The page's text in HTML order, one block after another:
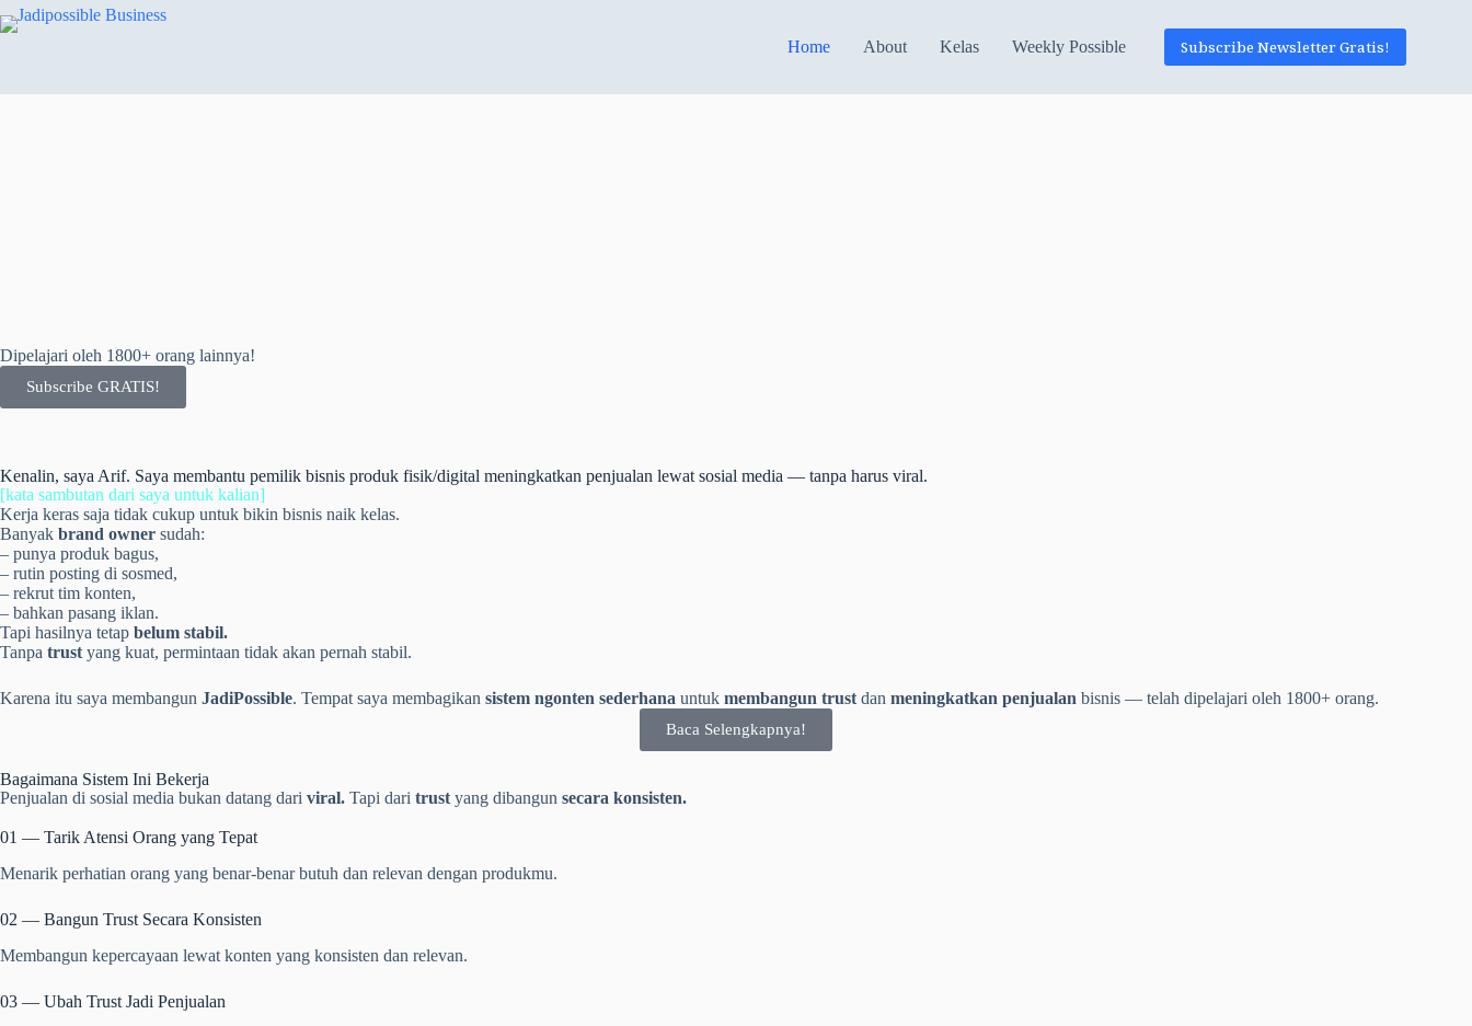
Home About Kelas Weekly Possible Subscribe Newsletter Gratis!
Dipelajari oleh 1800+ orang lainnya!
Subscribe GRATIS!
Kenalin, saya Arif. Saya membantu pemilik bisnis produk fisik/digital meningkatkan penjualan lewat sosial media — tanpa harus viral.
[kata sambutan dari saya untuk kalian]
Kerja keras saja tidak cukup untuk bikin bisnis naik kelas.
Banyak brand owner sudah:
– punya produk bagus,
– rutin posting di sosmed,
– rekrut tim konten,
– bahkan pasang iklan.
Tapi hasilnya tetap belum stabil.
Tanpa trust yang kuat, permintaan tidak akan pernah stabil.
Karena itu saya membangun JadiPossible. Tempat saya membagikan sistem ngonten sederhana untuk membangun trust dan meningkatkan penjualan bisnis — telah dipelajari oleh 1800+ orang.
Baca Selengkapnya!
Bagaimana Sistem Ini Bekerja
Penjualan di sosial media bukan datang dari viral. Tapi dari trust yang dibangun secara konsisten.
01 — Tarik Atensi Orang yang Tepat
Menarik perhatian orang yang benar-benar butuh dan relevan dengan produkmu.
02 — Bangun Trust Secara Konsisten
Membangun kepercayaan lewat konten yang konsisten dan relevan.
03 — Ubah Trust Jadi Penjualan